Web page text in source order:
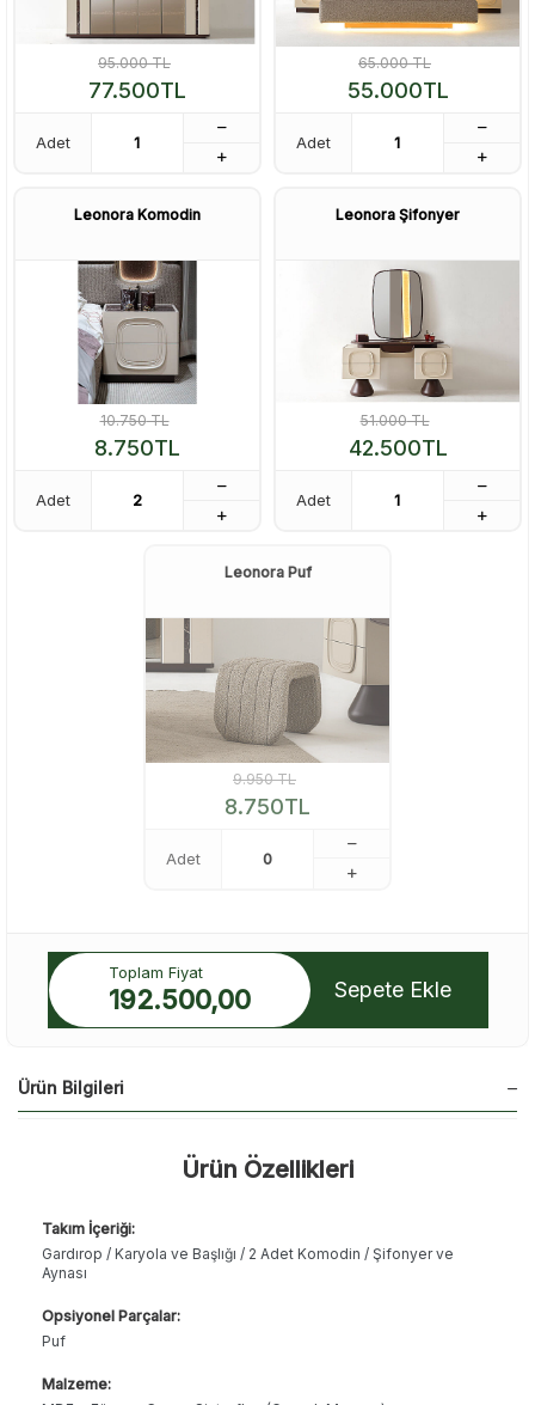
95.000TL
77.500TL
Adet
65.000TL
55.000TL
Adet
Leonora Komodin
10.750TL
8.750TL
Adet
Leonora Şifonyer
51.000TL
42.500TL
Adet
Leonora Puf
9.950TL
8.750TL
Adet
Toplam Fiyat
192.500,00 Sepete Ekle
Ürün Bilgileri
Ürün Özellikleri
Takım İçeriği:
Gardırop / Karyola ve Başlığı / 2 Adet Komodin / Şifonyer ve
Aynası
Opsiyonel Parçalar:
Puf
Malzeme: